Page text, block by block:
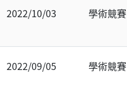
2022/10/03 學術競賽
2022/09/05 學術競賽